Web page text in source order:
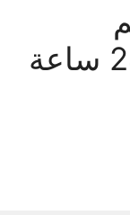
بخدمات متواصلة 24 ساعة